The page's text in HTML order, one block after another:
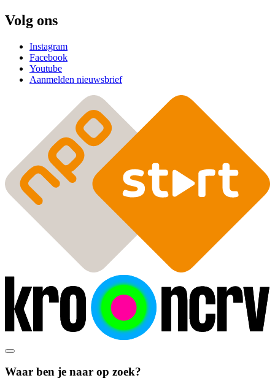
Volg ons
Instagram
Facebook
Youtube
Aanmelden nieuwsbrief
Waar ben je naar op zoek?